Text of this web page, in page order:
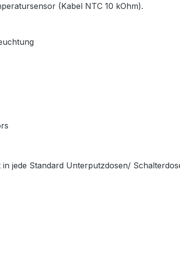
(Kabel NTC 10 kOhm).
jede Standard Unterputzdosen/